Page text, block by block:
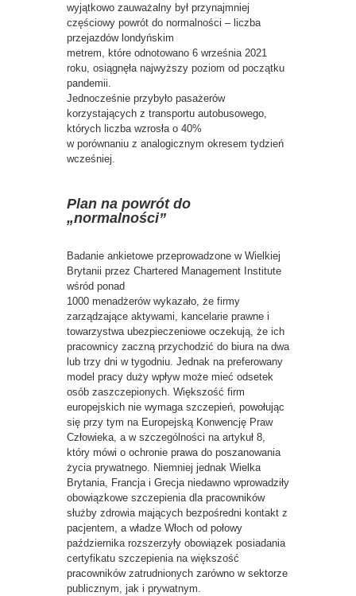
wyjątkowo zauważalny był przynajmniej
częściowy powrót do normalności – liczba
przejazdów londyńskim
metrem, które odnotowano 6 września 2021
roku, osiągnęła najwyższy poziom od początku
pandemii.
Jednocześnie przybyło pasażerów
korzystających z transportu autobusowego,
których liczba wzrosła o 40%
w porównaniu z analogicznym okresem tydzień
wcześniej.
Plan na powrót do
„normalności”
Badanie ankietowe przeprowadzone w Wielkiej
Brytanii przez Chartered Management Institute
wśród ponad
1000 menadżerów wykazało, że firmy
zarządzające aktywami, kancelarie prawne i
towarzystwa ubezpieczeniowe oczekują, że ich
pracownicy zaczną przychodzić do biura na dwa
lub trzy dni w tygodniu. Jednak na preferowany
model pracy duży wpływ może mieć odsetek
osób zaszczepionych. Większość firm
europejskich nie wymaga szczepień, powołując
się przy tym na Europejską Konwencję Praw
Człowieka, a w szczególności na artykuł 8,
który mówi o ochronie prawa do poszanowania
życia prywatnego. Niemniej jednak Wielka
Brytania, Francja i Grecja niedawno wprowadziły
obowiązkowe szczepienia dla pracowników
służby zdrowia mających bezpośredni kontakt z
pacjentem, a władze Włoch od połowy
października rozszerzyły obowiązek posiadania
certyfikatu szczepienia na większość
pracowników zatrudnionych zarówno w sektorze
publicznym, jak i prywatnym.